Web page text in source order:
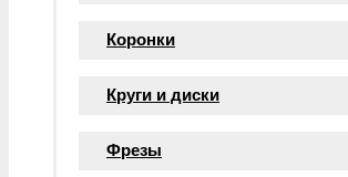
Коронки
Круги и диски
Фрезы